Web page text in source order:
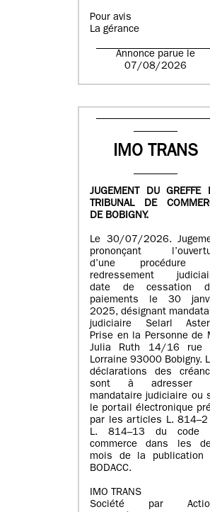
Pour avis
La gérance
Annonce parue le
07/08/2026
IMO TRANS
JUGEMENT DU GREFFE
TRIBUNAL DE
DE BOBIGNY.
Le 30/07/2026.
prononçant
d’une procédure
redressement
date de cessation
paiements le 30
2025, désignant
judiciaire Selarl
Prise en la Personne de
Julia Ruth 14/16 rue
Lorraine 93000 Bobigny.
déclarations des
sont à adresser
mandataire judiciaire ou
le portail électronique
par les articles L.
L. 814–13 du code
commerce dans les
mois de la publication
BODACC.
IMO TRANS
Société par